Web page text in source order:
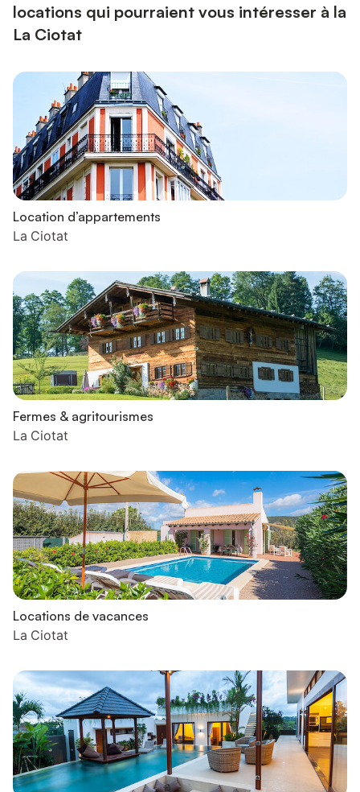
locations qui pourraient vous intéresser à la
La Ciotat
Location d’appartements
La Ciotat
Fermes & agritourismes
La Ciotat
Locations de vacances
La Ciotat